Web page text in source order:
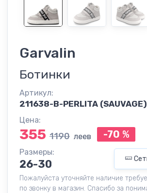
Garvalin
Ботинки
Артикул:
211638-B-PERLITA (SAUVAGE)
Цена:
355 1190 леев -70 %
Размеры:
26-30
Пожалуйста уточняйте наличие
по звонку в магазин. Спасибо за